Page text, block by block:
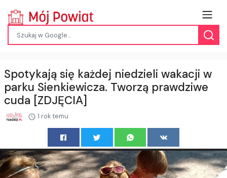
Spotykają się każdej niedzieli wakacji w
parku Sienkiewicza. Tworzą prawdziwe
cuda [ZDJĘCIA]
1 rok temu